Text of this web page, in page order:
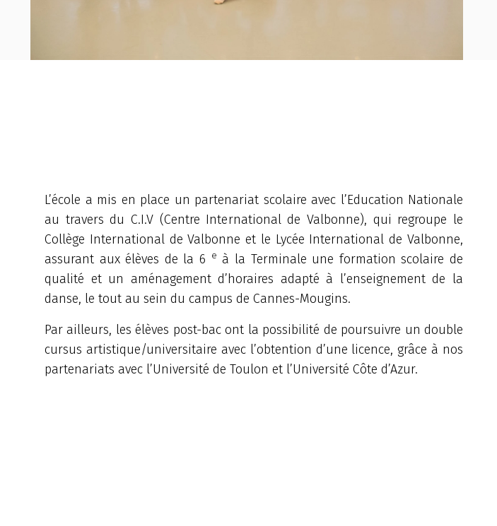
L’école a mis en place un partenariat scolaire avec l’Education Nationale
au travers du C.I.V (Centre International de Valbonne), qui regroupe le
Collège International de Valbonne et le Lycée International de Valbonne,
assurant aux élèves de la 6 e à la Terminale une formation scolaire de
qualité et un aménagement d’horaires adapté à l’enseignement de la
danse, le tout au sein du campus de Cannes-Mougins.
Par ailleurs, les élèves post-bac ont la possibilité de poursuivre un double
cursus artistique/universitaire avec l’obtention d’une licence, grâce à nos
partenariats avec l’Université de Toulon et l’Université Côte d’Azur.